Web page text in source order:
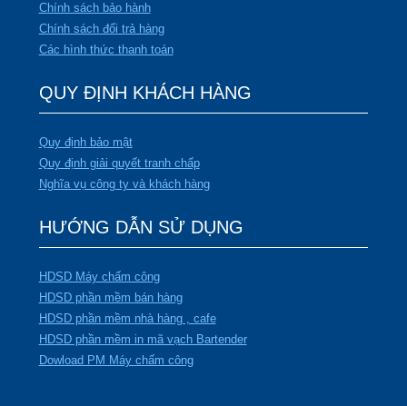
Chính sách bảo hành
Chính sách đổi trả hàng
Các hình thức thanh toán
QUY ĐỊNH KHÁCH HÀNG
Quy định bảo mật
Quy định giải quyết tranh chấp
Nghĩa vụ công ty và khách hàng
HƯỚNG DẪN SỬ DỤNG
HDSD Máy chấm công
HDSD phần mềm bán hàng
HDSD phần mềm nhà hàng , cafe
HDSD phần mềm in mã vạch Bartender
Dowload PM Máy chấm công